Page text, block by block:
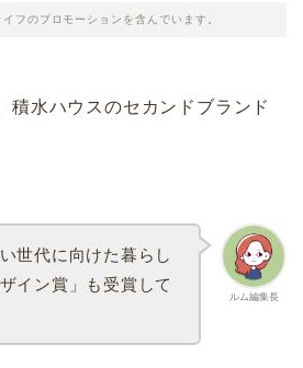
フのプロモーションを含んでいます。
積水ハウスのセカンドブランド
ルム編集長
世代に向けた暮らし
イン賞」も受賞して